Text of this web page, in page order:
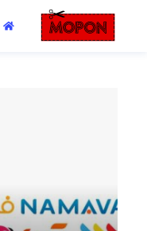
اشتراک گذاری